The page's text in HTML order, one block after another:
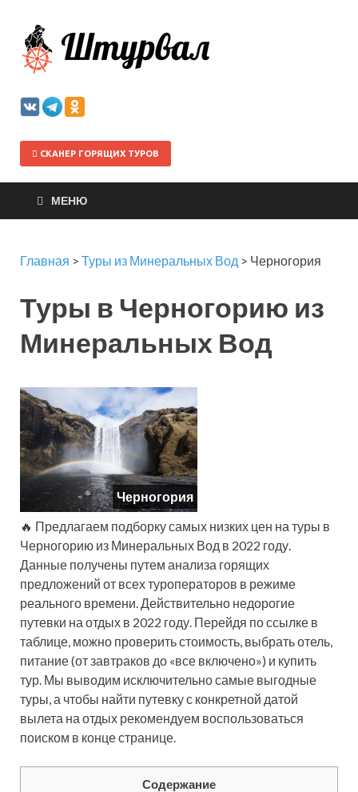
СКАНЕР ГОРЯЩИХ ТУРОВ
МЕНЮ
Главная > Туры из Минеральных Вод > Черногория
Туры в Черногорию из
Минеральных Вод
Черногория
🔥 Предлагаем подборку самых низких цен на туры в
Черногорию из Минеральных Вод в 2022 году.
Данные получены путем анализа горящих
предложений от всех туроператоров в режиме
реального времени. Действительно недорогие
путевки на отдых в 2022 году. Перейдя по ссылке в
таблице, можно проверить стоимость, выбрать отель,
питание (от завтраков до «все включено») и купить
тур. Мы выводим исключительно самые выгодные
туры, а чтобы найти путевку с конкретной датой
вылета на отдых рекомендуем воспользоваться
поиском в конце странице.
Содержание